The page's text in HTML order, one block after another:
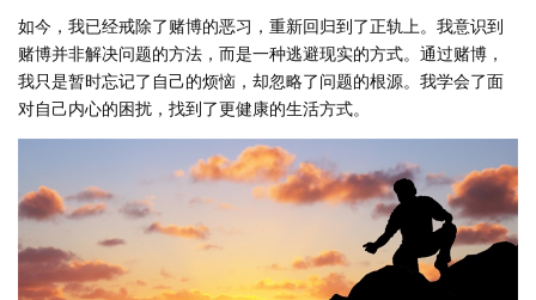
如今，我已经戒除了赌博的恶习，重新回归到了正轨上。我意识到
赌博并非解决问题的方法，而是一种逃避现实的方式。通过赌博，
我只是暂时忘记了自己的烦恼，却忽略了问题的根源。我学会了面
对自己内心的困扰，找到了更健康的生活方式。